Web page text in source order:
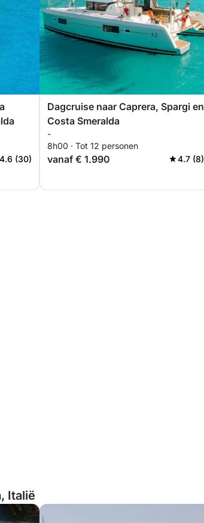
4.6 (30)
Dagcruise naar Caprera, Spargi en
Costa Smeralda
-
8h00 · Tot 12 personen
vanaf € 1.990 4.7 (8)
Italië